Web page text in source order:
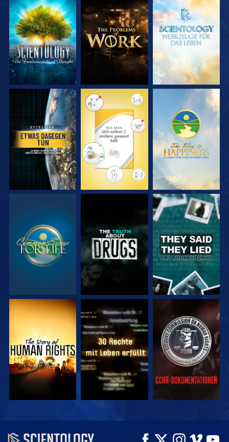
SERIE
ENTDECKEN
SERIE
ENTDECKEN
SERIE
ENTDECKEN
ANSEHEN ANSEHEN ANSEHEN
ANSEHEN ANSEHEN ANSEHEN
ANSEHEN ANSEHEN ANSEHEN
ANSEHEN
SERIE